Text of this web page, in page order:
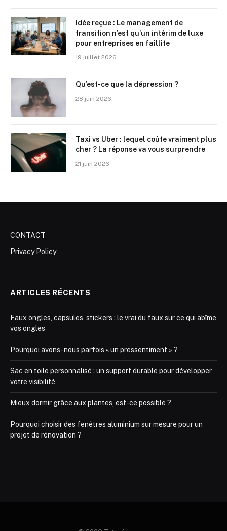
Idée reçue : Le management de
transition n’est qu’un intérim de luxe
pour entreprises en faillite
19 juillet 2026
Qu’est-ce que la dépression ?
28 juin 2026
Taxi vs Uber : lequel coûte vraiment plus
cher ? La réponse va vous surprendre
21 juin 2026
CONTACT
Privacy Policy
ARTICLES RÉCENTS
Faux ongles, capsules, stickers : le vrai du faux sur ce qui abîme
vos ongles
Pourquoi avons-nous parfois « un pressentiment » ?
Sac en toile personnalisé : un support durable pour développer
votre visibilité
Mieux dormir grâce aux plantes, est-ce possible ?
Pourquoi choisir des fenêtres aluminium sur mesure pour un
projet de rénovation ?